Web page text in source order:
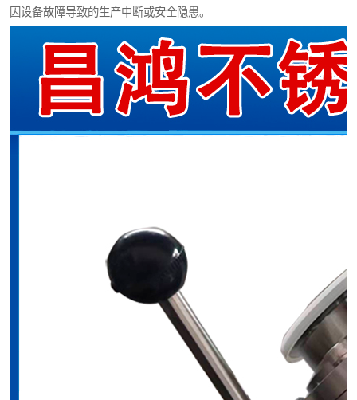
因设备故障导致的生产中断或安全隐患。